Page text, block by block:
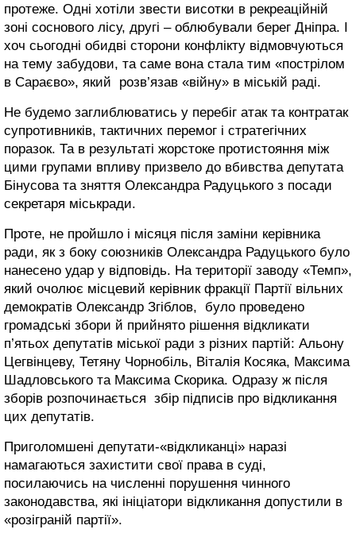
протеже. Одні хотіли звести висотки в рекреаційній
зоні соснового лісу, другі – облюбували берег Дніпра. І
хоч сьогодні обидві сторони конфлікту відмовчуються
на тему забудови, та саме вона стала тим «пострілом
в Сараєво», який розв’язав «війну» в міській раді.
Не будемо заглиблюватись у перебіг атак та контратак
супротивників, тактичних перемог і стратегічних
поразок. Та в результаті жорстоке протистояння між
цими групами впливу призвело до вбивства депутата
Бінусова та зняття Олександра Радуцького з посади
секретаря міськради.
Проте, не пройшло і місяця після заміни керівника
ради, як з боку союзників Олександра Радуцького було
нанесено удар у відповідь. На території заводу «Темп»,
який очолює місцевий керівник фракції Партії вільних
демократів Олександр Згіблов, було проведено
громадські збори й прийнято рішення відкликати
п’ятьох депутатів міської ради з різних партій: Альону
Цегвінцеву, Тетяну Чорнобіль, Віталія Косяка, Максима
Шадловського та Максима Скорика. Одразу ж після
зборів розпочинається збір підписів про відкликання
цих депутатів.
Приголомшені депутати-«відкликанці» наразі
намагаються захистити свої права в суді,
посилаючись на численні порушення чинного
законодавства, які ініціатори відкликання допустили в
«розіграній партії».